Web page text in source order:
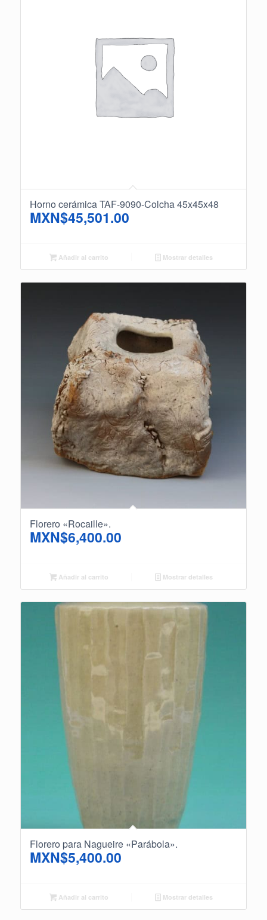
Horno cerámica TAF-9090-Colcha 45x45x48
MXN$45,501.00
Añadir al carrito Mostrar detalles
Florero «Rocaille».
MXN$6,400.00
Añadir al carrito Mostrar detalles
Florero para Nagueire «Parábola».
MXN$5,400.00
Añadir al carrito Mostrar detalles